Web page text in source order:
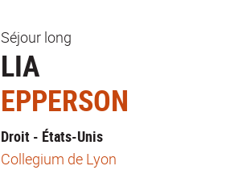
Séjour long
LIA
EPPERSON
Droit - États-Unis
Collegium de Lyon